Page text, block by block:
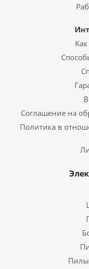
Соглашение на
Политика в